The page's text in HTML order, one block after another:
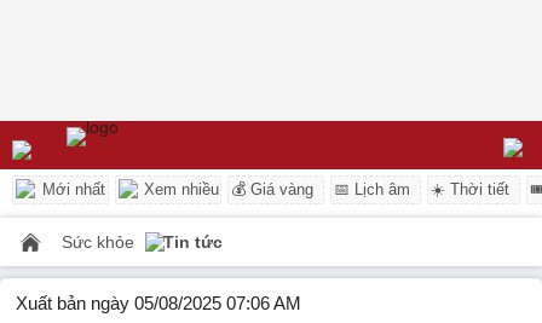
Mới nhất Xem nhiều 💰 Giá vàng 📅 Lịch âm ☀️ Thời tiết
Sức khỏe Tin tức
Xuất bản ngày 05/08/2025 07:06 AM